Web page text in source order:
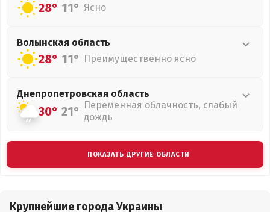
28° 11° Ясно
Волынская область
28° 11° Преимущественно ясно
Днепропетровская область
30° 21° Переменная облачность, слабый
дождь
ПОКАЗАТЬ ДРУГИЕ ОБЛАСТИ
Крупнейшие города Украины